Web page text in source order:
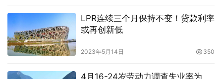
LPR连续三个月保持不变！贷款利率
或再创新低
2023年5月14日 350
4月16-24岁劳动力调查失业率为